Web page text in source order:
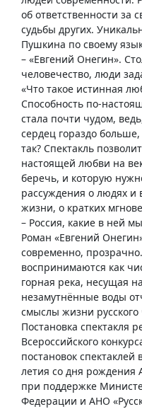
об ответственности за
судьбы других.
Пушкина по своему
– «Евгений Онегин».
человечество, люди
«Что такое истинная
Способность по-
стала почти чудом,
сердец гораздо
так? Спектакль
настоящей любви на
беречь, и которую
рассуждения о людях и
жизни, о кратких
– Россия, какие в ней
Роман «Евгений
современно,
воспринимаются как
горная река, несущая
незамутнённые воды
смыслы жизни русского
Постановка спектакля
Всероссийского
постановок
летия со дня рождения
при поддержке
Федерации и АНО